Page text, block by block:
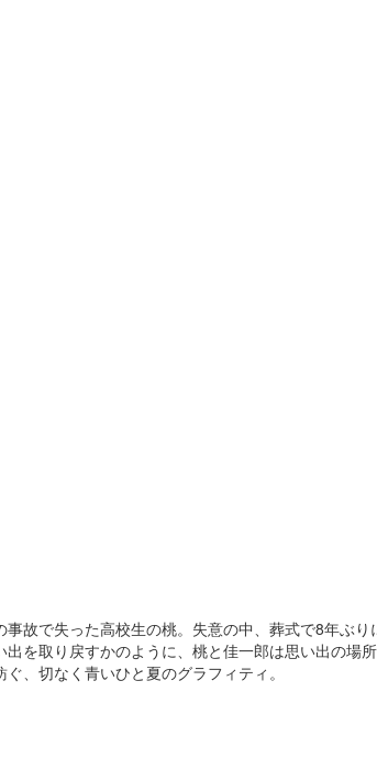
故で失った高校生の桃。失意の中、葬式で8年ぶ
を取り戻すかのように、桃と佳一郎は思い出の場
切なく青いひと夏のグラフィティ。